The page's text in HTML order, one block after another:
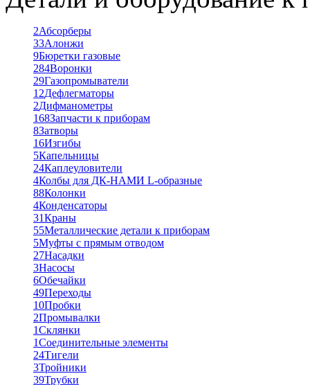
2Абсорберы
33Алонжи
9Бюретки газовые
284Воронки
29Газопромыватели
12Дефлегматоры
2Дифманометры
168Запчасти к приборам
8Затворы
16Изгибы
5Капельницы
24Каплеуловители
4Колбы для ДК-НАМИ L-образные
88Колонки
4Конденсаторы
31Краны
55Металлические детали к приборам
5Муфты с прямым отводом
27Насадки
3Насосы
6Обечайки
49Переходы
10Пробки
2Промывалки
1Склянки
1Соединительные элементы
24Тигели
3Тройники
39Трубки